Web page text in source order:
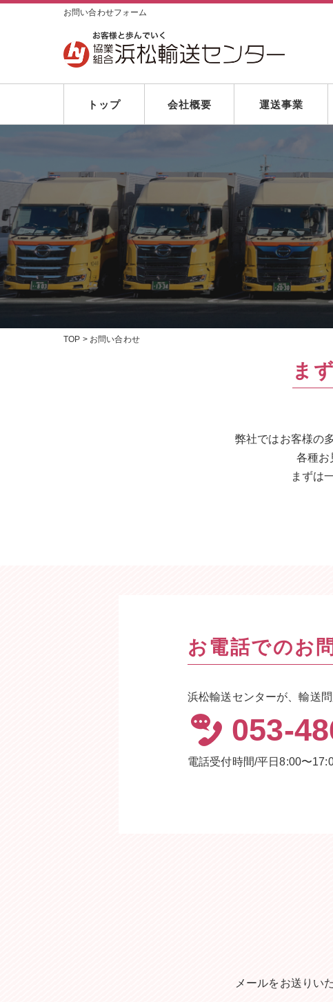
お問い合わせフォーム
トップ 会社概要 運送事業
TOP お問い合わせ
ま
弊社ではお客様の
各種お
まずは
お電話でのお
浜松輸送センターが、輸送
053-
電話受付時間/平日8:00〜
メールをお送りい